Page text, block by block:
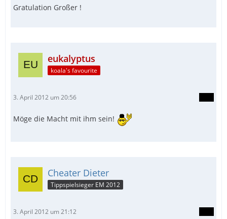
Gratulation Großer !
eukalyptus
koala's favourite
3. April 2012 um 20:56
Möge die Macht mit ihm sein!
Cheater Dieter
Tippspielsieger EM 2012
3. April 2012 um 21:12